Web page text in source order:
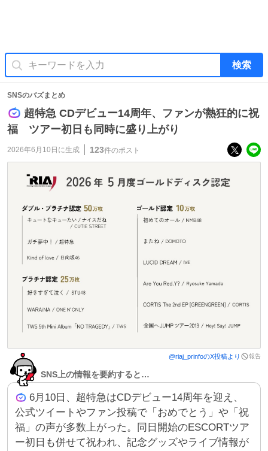
検索
SNSのバズまとめ
超特急 CDデビュー14周年、ファンが熱狂的に祝
福 ツアー初日も同時に盛り上がり
2026年6月10日 に生成 123件のポスト
@riaj_prinfoのX投稿より 報告
SNS上の情報を要約すると…
6月10日、超特急はCDデビュー14周年を迎え、
公式ツイートやファン投稿で「おめでとう」や「祝
福」の声が多数上がった。同日開始のESCORTツア
ー初日も併せて祝われ、記念グッズやライブ情報が